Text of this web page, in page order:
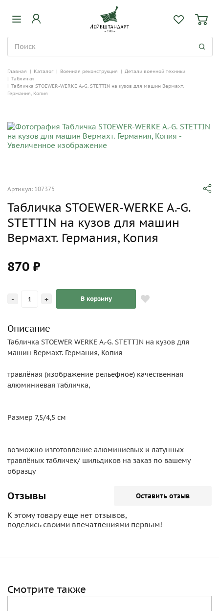
Главная | Каталог | Военная реконструкция | Детали военной техники
| Таблички
| Табличка STOEWER-WERKE A.-G. STETTIN на кузов для машин Вермахт.
Германия, Копия
Артикул: 107375
Табличка STOEWER-WERKE A.-G.
STETTIN на кузов для машин
Вермахт. Германия, Копия
870 ₽
- + В корзину
Описание
Табличка STOEWER WERKE A.-G. STETTIN на кузов для
машин Вермахт. Германия, Копия
травлёная (изображение рельефное) качественная
алюминиевая табличка,
Размер 7,5/4,5 см
возможно изготовление алюминиевых и латунных
травлёных табличек/ шильдиков на заказ по вашему
образцу
Отзывы Оставить отзыв
К этому товару еще нет отзывов,
поделись своими впечатлениями первым!
Смотрите также